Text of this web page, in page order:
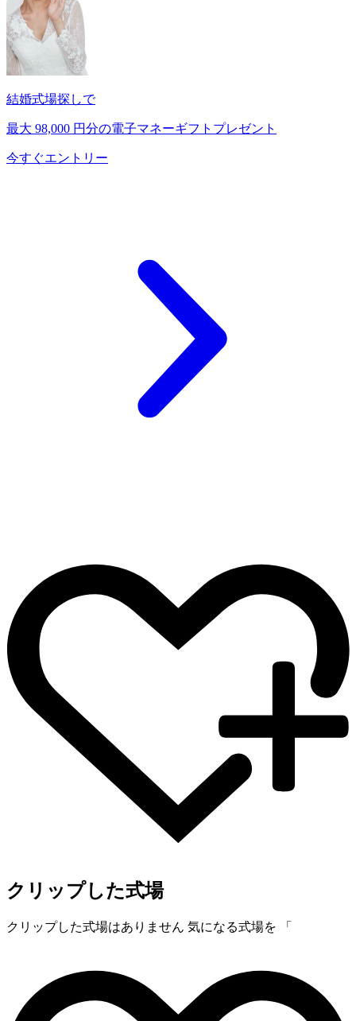
結婚式場探しで
最大 98,000 円分の電子マネーギフトプレゼント
今すぐエントリー
クリップした式場
クリップした式場はありません 気になる式場を 「